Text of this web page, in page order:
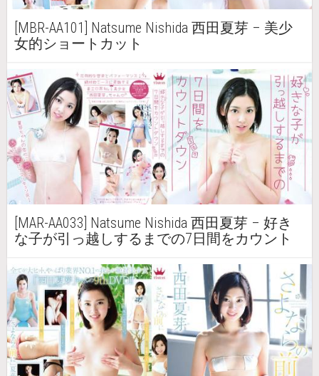
[MBR-AA101] Natsume Nishida 西田夏芽 – 美少
女的ショートカット
[MAR-AA033] Natsume Nishida 西田夏芽 – 好き
な子が引っ越しするまでの7日間をカウント